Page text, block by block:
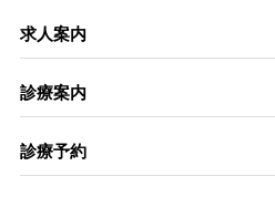
求人案内
診療案内
診療予約